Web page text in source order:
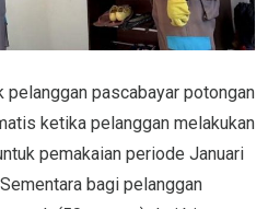
pelanggan pascabayar potongan
ketika pelanggan melakukan
pemakaian periode Januari
bagi pelanggan